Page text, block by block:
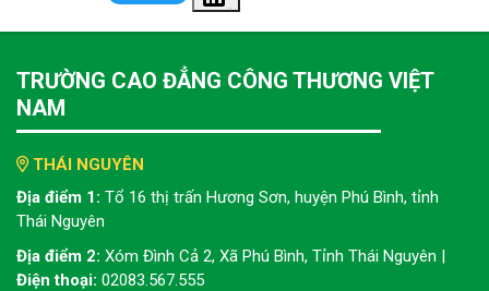
TRƯỜNG CAO ĐẲNG CÔNG THƯƠNG VIỆT
NAM
THÁI NGUYÊN
Địa điểm 1: Tổ 16 thị trấn Hương Sơn, huyện Phú Bình, tỉnh
Thái Nguyên
Địa điểm 2: Xóm Đình Cả 2, Xã Phú Bình, Tỉnh Thái Nguyên |
Điện thoại: 02083.567.555